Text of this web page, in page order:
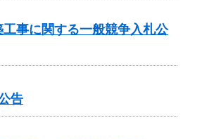
事に関する一般競争入札公
告